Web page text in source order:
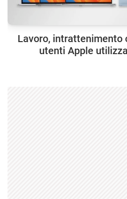
Lavoro, intrattenimento
utenti Apple